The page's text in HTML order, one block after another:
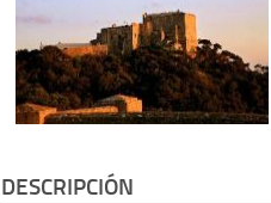
DESCRIPCIÓN